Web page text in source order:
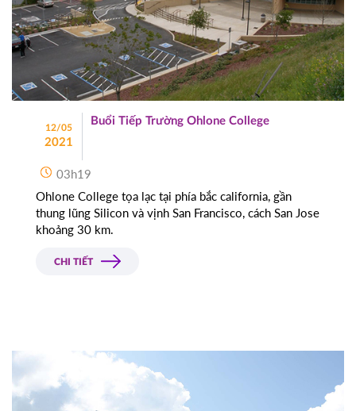
12/05
2021
Buổi Tiếp Trường Ohlone College
03h19
Ohlone College tọa lạc tại phía bắc california, gần
thung lũng Silicon và vịnh San Francisco, cách San Jose
khoảng 30 km.
CHI TIẾT